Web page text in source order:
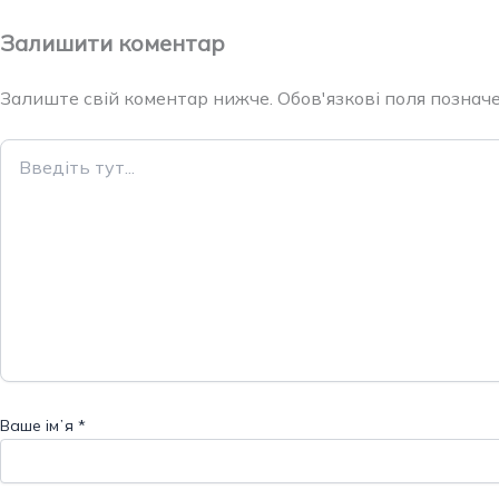
Залишити коментар
Залиште свій коментар нижче. Обов'язкові поля
Введіть
тут...
Ваше імʼя *